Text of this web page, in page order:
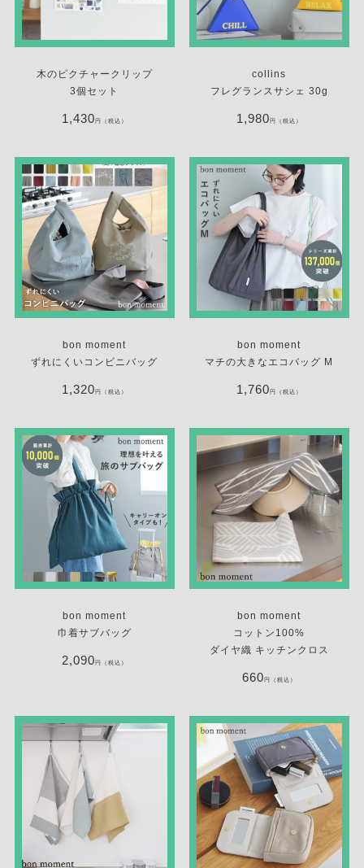
木のピクチャークリップ
3個セット
1,430円（税込）
collins
フレグランスサシェ 30g
1,980円（税込）
bon moment
ずれにくいコンビニバッグ
1,320円（税込）
bon moment
マチの大きなエコバッグ M
1,760円（税込）
bon moment
巾着サブバッグ
2,090円（税込）
bon moment
コットン100%
ダイヤ織 キッチンクロス
660円（税込）